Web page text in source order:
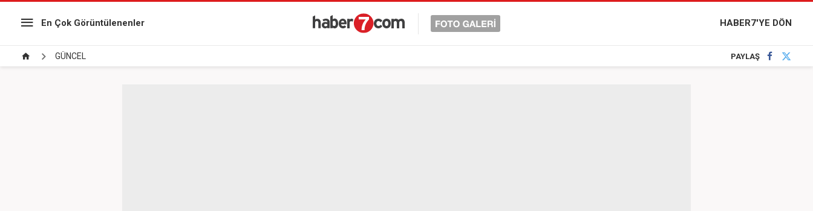
En Çok Görüntülenenler HABER7'YE DÖN
GÜNCEL PAYLAŞ